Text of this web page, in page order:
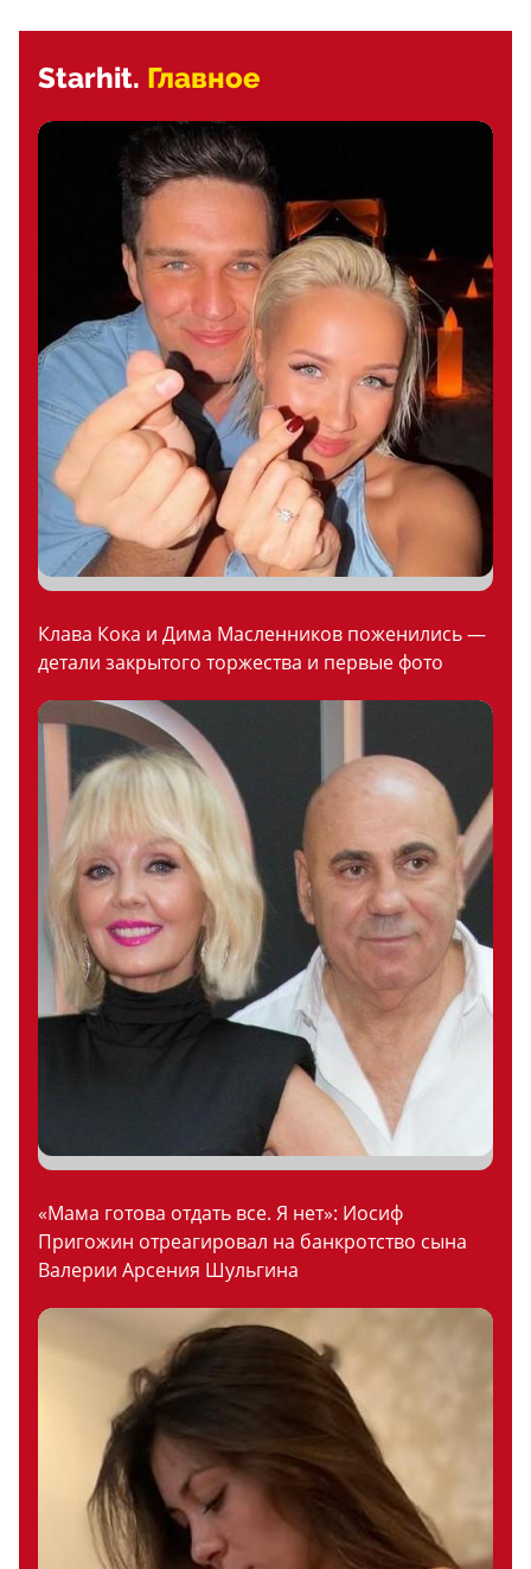
Starhit. Главное
Клава Кока и Дима Масленников поженились —
детали закрытого торжества и первые фото
«Мама готова отдать все. Я нет»: Иосиф
Пригожин отреагировал на банкротство сына
Валерии Арсения Шульгина